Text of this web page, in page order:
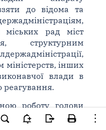
до відома та
міських рад міст
структурним
міністерств, інших
влади в
реагування.
роботу голови